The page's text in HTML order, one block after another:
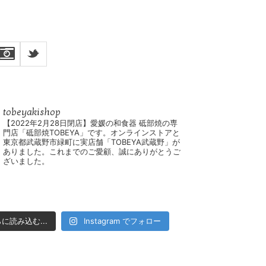
_
tobeyakishop
【2022年2月28日閉店】愛媛の和食器 砥部焼の専
門店「砥部焼TOBEYA」です。オンラインストアと
東京都武蔵野市緑町に実店舗「TOBEYA武蔵野」が
ありました。これまでのご愛顧、誠にありがとうご
ざいました。
読み込む... Instagram でフォロー